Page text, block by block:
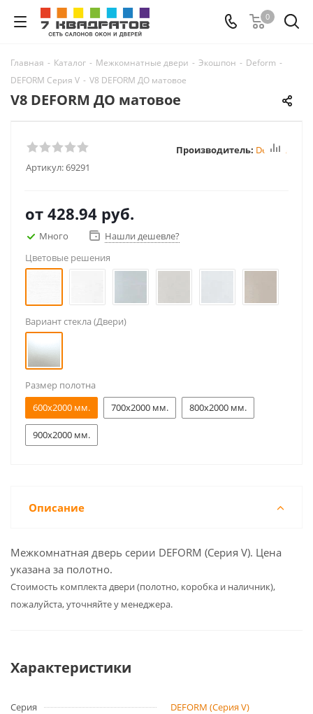
0
Главная - Каталог - Межкомнатные двери - Экошпон - Deform -
DEFORM Серия V - V8 DEFORM ДО матовое
V8 DEFORM ДО матовое
Артикул:69291
Производитель: Deform
от 428.94 руб.
Много
Нашли дешевле?
Цветовые решения
Вариант стекла (Двери)
Размер полотна
600x2000 мм.
700x2000 мм. 800x2000 мм.
900x2000 мм.
Описание
Межкомнатная дверь серии DEFORM (Серия V). Цена
указана за полотно.
Cтоимость комплекта двери (полотно, коробка и наличник),
пожалуйста, уточняйте у менеджера.
Характеристики
Серия
DEFORM (Серия V)